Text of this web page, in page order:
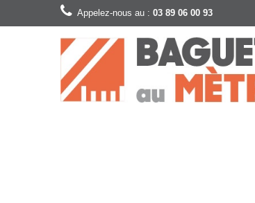
Appelez-nous au : 03 89 06 00 93